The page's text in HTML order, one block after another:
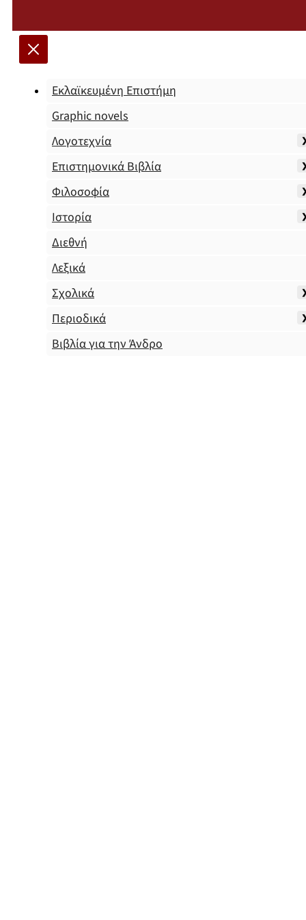
Εκλαϊκευμένη Επιστήμη
Graphic novels
Λογοτεχνία
Επιστημονικά Βιβλία
Φιλοσοφία
Ιστορία
Διεθνή
Λεξικά
Σχολικά
Περιοδικά
Βιβλία για την Άνδρο